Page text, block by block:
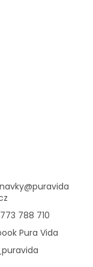
@puravida
788 710
Pura Vida